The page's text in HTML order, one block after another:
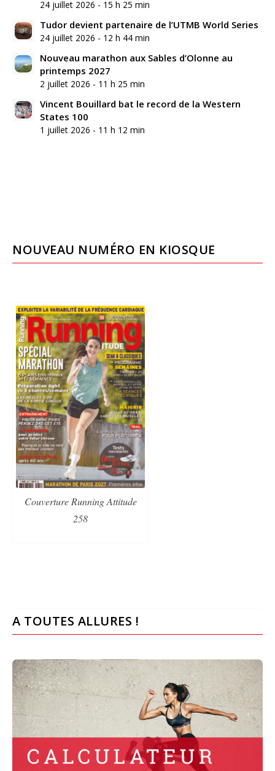
24 juillet 2026 - 15 h 25 min
Tudor devient partenaire de l’UTMB World Series
24 juillet 2026 - 12 h 44 min
Nouveau marathon aux Sables d’Olonne au
printemps 2027
2 juillet 2026 - 11 h 25 min
Vincent Bouillard bat le record de la Western
States 100
1 juillet 2026 - 11 h 12 min
NOUVEAU NUMÉRO EN KIOSQUE
Couverture Running Attitude
258
A TOUTES ALLURES !